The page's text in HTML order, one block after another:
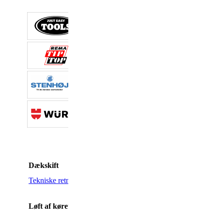
Dækskift
Tekniske retningslinjer
Løft af køretøjer